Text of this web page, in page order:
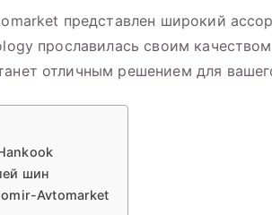
Шина
195/65
Р-15
K435
представлен широкий
прославилась своим
отличным решением для
шин
Avtomarket